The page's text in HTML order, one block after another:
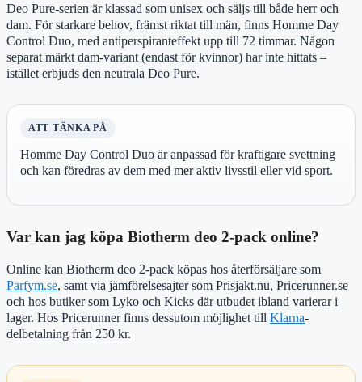
Deo Pure-serien är klassad som unisex och säljs till både herr och
dam. För starkare behov, främst riktat till män, finns Homme Day
Control Duo, med antiperspiranteffekt upp till 72 timmar. Någon
separat märkt dam-variant (endast för kvinnor) har inte hittats –
istället erbjuds den neutrala Deo Pure.
ATT TÄNKA PÅ
Homme Day Control Duo är anpassad för kraftigare svettning
och kan föredras av dem med mer aktiv livsstil eller vid sport.
Var kan jag köpa Biotherm deo 2-pack online?
Online kan Biotherm deo 2-pack köpas hos återförsäljare som
Parfym.se, samt via jämförelsesajter som Prisjakt.nu, Pricerunner.se
och hos butiker som Lyko och Kicks där utbudet ibland varierar i
lager. Hos Pricerunner finns dessutom möjlighet till Klarna-
delbetalning från 250 kr.